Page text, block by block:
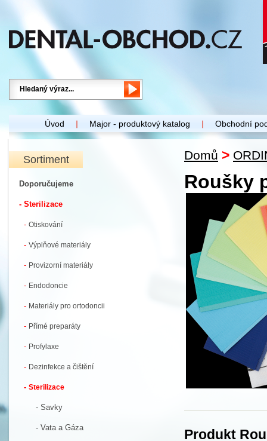
Úvod Major - produktový katalog Obchodní
Sortiment
Doporučujeme
- Sterilizace
- Otiskování
- Výplňové materiály
- Provizorní materiály
- Endodoncie
- Materiály pro ortodoncii
- Přímé preparáty
- Profylaxe
- Dezinfekce a čištění
- Sterilizace
- Savky
- Vata a Gáza
Domů >
Roušky
Produkt